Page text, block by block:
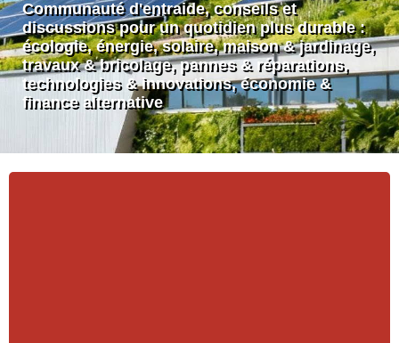
Communauté d'entraide, conseils et
discussions pour un quotidien plus durable :
écologie, énergie, solaire, maison & jardinage,
travaux & bricolage, pannes & réparations,
technologies & innovations, économie &
finance alternative